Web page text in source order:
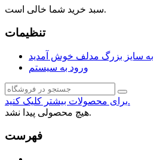
سبد خرید شما خالی است.
تنظیمات
به سایز بزرگ مدلف خوش آمدید
ورود به سیستم
برای محصولات بیشتر کلیک کنید.
هیچ محصولی پیدا نشد.
فهرست